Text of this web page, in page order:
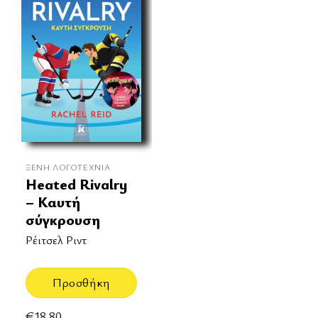
ΞΈΝΗ ΛΟΓΟΤΕΧΝΊΑ
Heated Rivalry
– Καυτή
σύγκρουση
Ρέιτσελ Ριντ
Προσθήκη